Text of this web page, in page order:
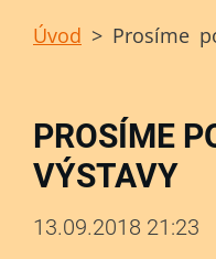
Úvod > Prosíme
PROSÍME
VÝSTAVY
13.09.2018 21:23